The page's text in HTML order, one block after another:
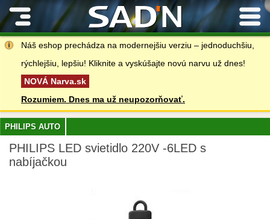
Náš eshop prechádza na modernejšiu verziu – jednoduchšiu,
rýchlejšiu, lepšiu! Kliknite a vyskúšajte novú narvu už dnes!
NOVÁ Narva.sk
Rozumiem. Dnes ma už neupozorňovať.
Kontakty
PHILIPS AUTO
PHILIPS LED svietidlo 220V -6LED s
nabíjačkou